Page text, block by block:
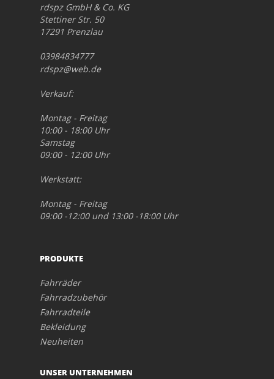
rdspz GmbH & Co. KG
Stettiner Str. 50
17291 Prenzlau
03984834777
rdspz@web.de
Verkauf:
Montag - Freitag
10:00 - 18:00 Uhr
Samstag
09:00 - 12:00 Uhr
Werkstatt:
Montag - Freitag
09:00 -12:00 und 13:00 -18:00 Uhr
PRODUKTE
Fahrräder
Fahrradzubehör
Fahrradteile
Bekleidung
Neuheiten
UNSER UNTERNEHMEN